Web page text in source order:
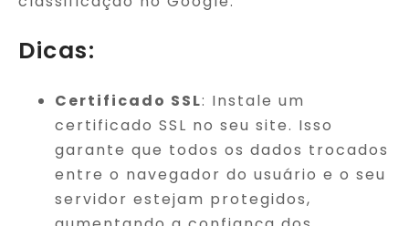
Dicas:
Certificado SSL: Instale um
certificado SSL no seu site. Isso
garante que todos os dados trocados
entre o navegador do usuário e o seu
servidor estejam protegidos,